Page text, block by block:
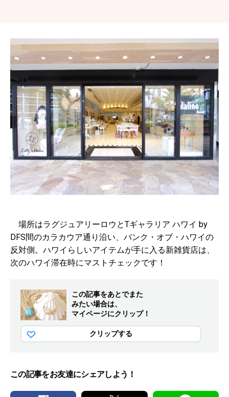
場所はラグジュアリーロウとTギャラリア ハワイ by
DFS間のカラカウア通り沿い、バンク・オブ・ハワイの
反対側。ハワイらしいアイテムが手に入る新雑貨店は、
次のハワイ滞在時にマストチェックです！
この記事をあとでまた
みたい場合は、
マイページにクリップ！
クリップする
この記事をお友達にシェアしよう！